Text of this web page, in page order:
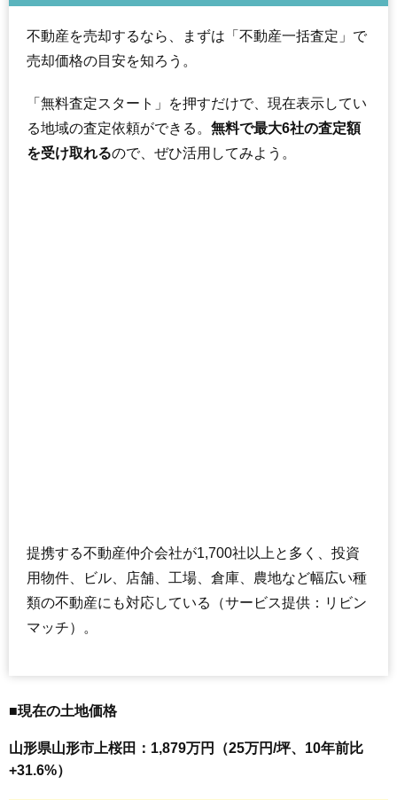
不動産を売却するなら、まずは「不動産一括査定」で
売却価格の目安を知ろう。
「無料査定スタート」を押すだけで、現在表示してい
る地域の査定依頼ができる。 無料で最大6社の査定額
を受け取れるので、ぜひ活用してみよう。
提携する不動産仲介会社が1,700社以上と多く、投資
用物件、ビル、店舗、工場、倉庫、農地など幅広い種
類の不動産にも対応している（サービス提供：リビン
マッチ）。
■現在の土地価格
山形県山形市上桜田：1,879万円（25万円/坪、10年前比
+31.6%）